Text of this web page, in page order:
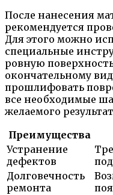
После нанесения
рекомендуется
Для этого можно
специальные
ровную
окончательному
прошлифовать
все необходимые
желаемого
Преимущества
Устранение
дефектов
Долговечность
ремонта